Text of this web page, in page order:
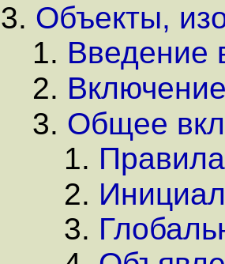
Объекты,
Введение
Общее